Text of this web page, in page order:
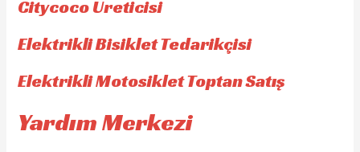
Citycoco Üreticisi
Elektrikli Bisiklet Tedarikçisi
Elektrikli Motosiklet Toptan Satış
Yardım Merkezi